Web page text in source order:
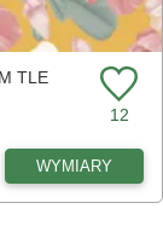
TLE
12
WYMIARY